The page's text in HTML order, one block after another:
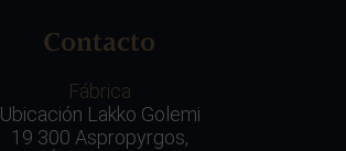
Contacto
Fábrica
Ubicación Lakko Golemi
19 300 Aspropyrgos,